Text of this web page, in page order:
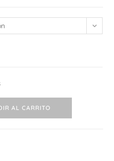
AL CARRITO